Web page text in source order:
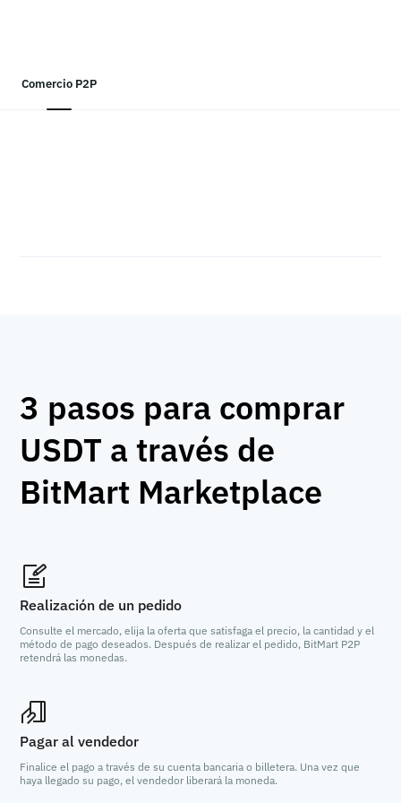
Comercio P2P
3 pasos para comprar
USDT a través de
BitMart Marketplace
Realización de un pedido
Consulte el mercado, elija la oferta que satisfaga el precio, la cantidad y el
método de pago deseados. Después de realizar el pedido, BitMart P2P
retendrá las monedas.
Pagar al vendedor
Finalice el pago a través de su cuenta bancaria o billetera. Una vez que
haya llegado su pago, el vendedor liberará la moneda.